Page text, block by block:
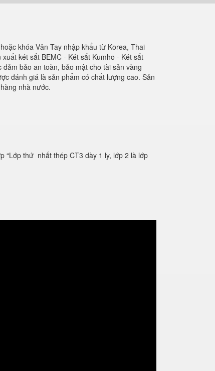
khóa Vân Tay nhập khẩu từ Korea, Thai
két sắt BEMC - Két sắt Kumho - Két sắt
bảo an toàn, bảo mật cho tài sản vàng
đánh giá là sản phẩm có chất lượng cao. Sản
nhà nước.
“Lớp thứ nhất thép CT3 dày 1 ly, lớp 2 là lớp